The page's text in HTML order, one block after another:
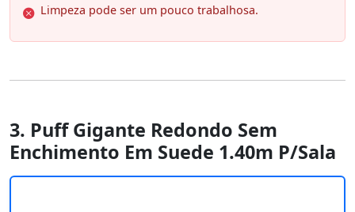
Limpeza pode ser um pouco trabalhosa.
3. Puff Gigante Redondo Sem
Enchimento Em Suede 1.40m P/Sala